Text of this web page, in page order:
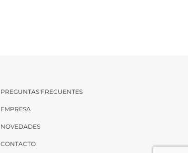
PREGUNTAS FRECUENTES
EMPRESA
NOVEDADES
CONTACTO